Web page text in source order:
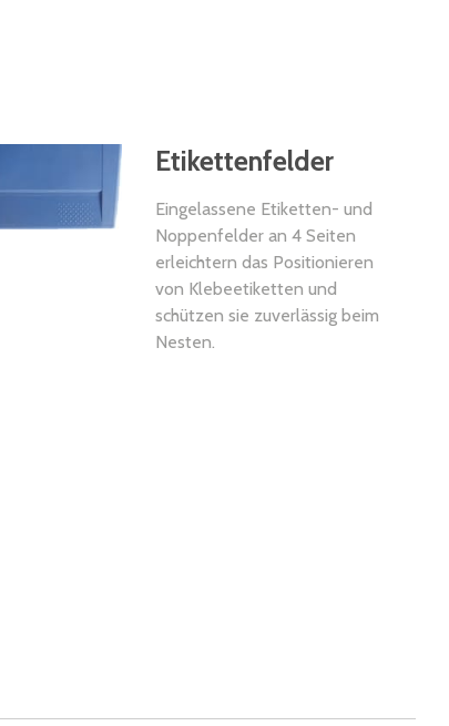
Etikettenfelder
Eingelassene Etiketten- und
Noppenfelder an 4 Seiten
erleichtern das Positionieren
von Klebeetiketten und
schützen sie zuverlässig beim
Nesten.